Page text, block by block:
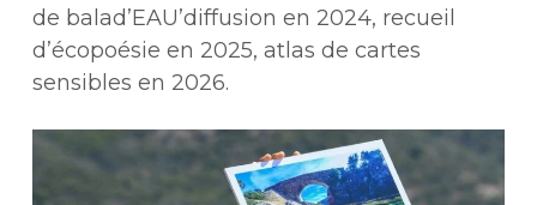
de balad’EAU’diffusion en 2024, recueil
d’écopoésie en 2025, atlas de cartes
sensibles en 2026.